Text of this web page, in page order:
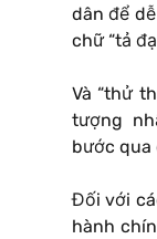
dân để
chữ “tả
Và “thử
tượng
bước qua
Đối với
hành